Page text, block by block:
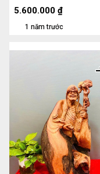
1 năm trước
5.600.000 ₫